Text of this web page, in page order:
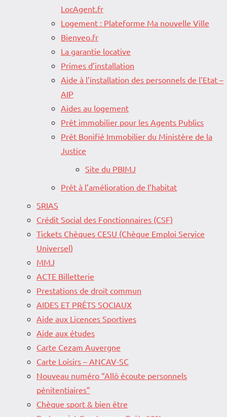
LocAgent.fr
Logement : Plateforme Ma nouvelle Ville
Bienveo.fr
La garantie locative
Primes d’installation
Aide à l’installation des personnels de l’Etat –
AIP
Aides au logement
Prêt immobilier pour les Agents Publics
Prêt Bonifié Immobilier du Ministère de la
Justice
Site du PBIMJ
Prêt à l’amélioration de l’habitat
SRIAS
Crédit Social des Fonctionnaires (CSF)
Tickets Chèques CESU (Chèque Emploi Service
Universel)
MMJ
ACTE Billetterie
Prestations de droit commun
AIDES ET PRÊTS SOCIAUX
Aide aux Licences Sportives
Aide aux études
Carte Cezam Auvergne
Carte Loisirs – ANCAV-SC
Nouveau numéro “Allô écoute personnels
pénitentiaires”
Chèque sport & bien être